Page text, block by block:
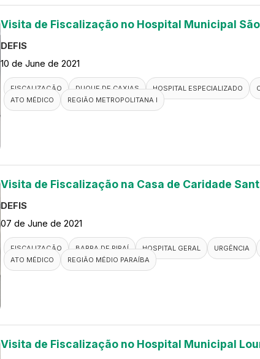
Visita de Fiscalização no Hospital Municipal
DEFIS
10 de June de 2021
FISCALIZAÇÃO DUQUE DE CAXIAS HOSPITAL ESPECIALIZADO
ATO MÉDICO
REGIÃO METROPOLITANA I
Visita de Fiscalização na Casa de Caridade
DEFIS
07 de June de 2021
FISCALIZAÇÃO BARRA DE PIRAÍ HOSPITAL GERAL URGÊNCIA
ATO MÉDICO
REGIÃO MÉDIO PARAÍBA
Visita de Fiscalização no Hospital Municipal